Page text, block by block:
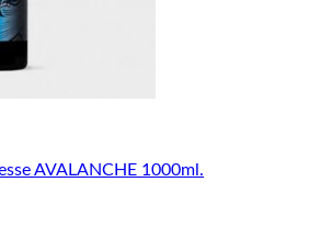
AVALANCHE 1000ml.